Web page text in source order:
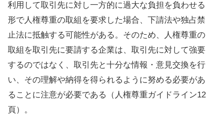
利用して取引先に対し一方的に過大な負担を負わせる
形で人権尊重の取組を要求した場合、下請法や独占禁
止法に抵触する可能性がある。そのため、人権尊重の
取組を取引先に要請する企業は、取引先に対して強要
するのではなく、取引先と十分な情報・意見交換を行
い、その理解や納得を得られるように努める必要があ
ることに注意が必要である（人権尊重ガイドライン12
頁）。